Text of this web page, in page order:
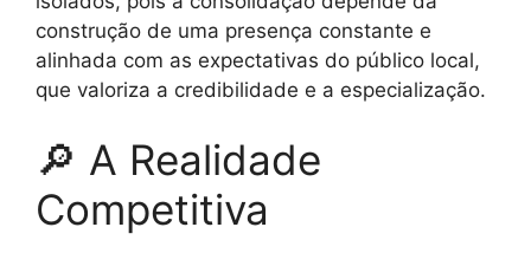
construção de uma presença constante e
alinhada com as expectativas do público local,
que valoriza a credibilidade e a especialização.
🔎 A Realidade
Competitiva